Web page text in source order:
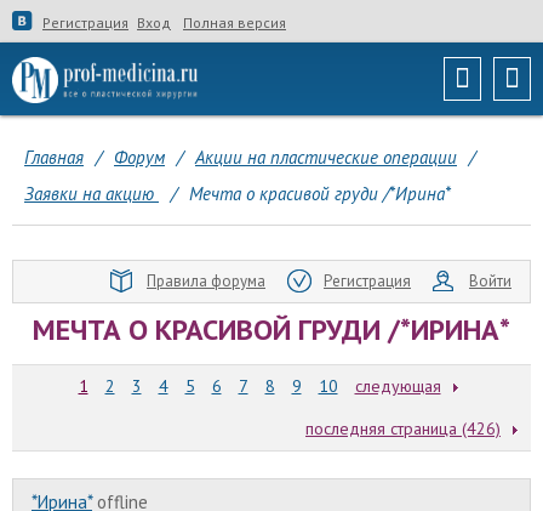
Регистрация Вход Полная версия
Главная / Форум / Акции на пластические операции /
Заявки на акцию
/ Мечта о красивой груди /*Ирина*
Правила форума Регистрация Войти
МЕЧТА О КРАСИВОЙ ГРУДИ /*ИРИНА*
1 2 3 4 5 6 7 8 9 10
следующая
последняя страница (426)
*Ирина* offline